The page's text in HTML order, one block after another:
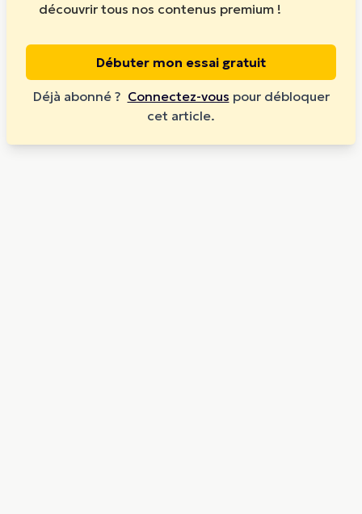
découvrir tous nos contenus premium !
Débuter mon essai gratuit
Déjà abonné ? Connectez-vous pour débloquer
cet article.